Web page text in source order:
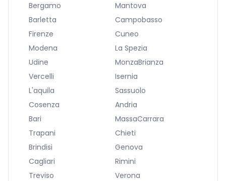
Bergamo
Mantova
Barletta
Campobasso
Firenze
Cuneo
Modena
La Spezia
Udine
MonzaBrianza
Vercelli
Isernia
L'aquila
Sassuolo
Cosenza
Andria
Bari
MassaCarrara
Trapani
Chieti
Brindisi
Genova
Cagliari
Rimini
Treviso
Verona